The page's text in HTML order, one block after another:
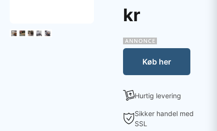
kr
Køb her
Hurtig levering
Sikker handel med
SSL